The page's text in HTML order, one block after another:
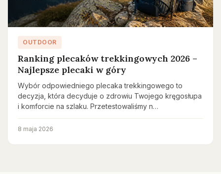
OUTDOOR
Ranking plecaków trekkingowych 2026 –
Najlepsze plecaki w góry
Wybór odpowiedniego plecaka trekkingowego to
decyzja, która decyduje o zdrowiu Twojego kręgosłupa
i komforcie na szlaku. Przetestowaliśmy n…
8 maja 2026